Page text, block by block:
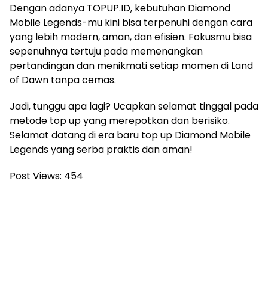
Dengan adanya TOPUP.ID, kebutuhan Diamond
Mobile Legends-mu kini bisa terpenuhi dengan cara
yang lebih modern, aman, dan efisien. Fokusmu bisa
sepenuhnya tertuju pada memenangkan
pertandingan dan menikmati setiap momen di Land
of Dawn tanpa cemas.
Jadi, tunggu apa lagi? Ucapkan selamat tinggal pada
metode top up yang merepotkan dan berisiko.
Selamat datang di era baru top up Diamond Mobile
Legends yang serba praktis dan aman!
Post Views: 454